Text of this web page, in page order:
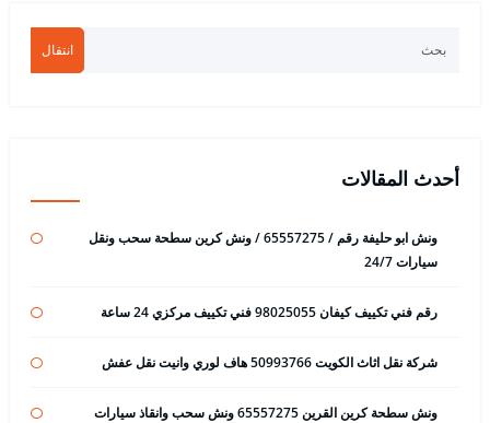
انتقال
أحدث المقالات
ونش ابو حليفة رقم / 65557275 / ونش كرين سطحة سحب ونقل
سيارات 24/7
رقم فني تكييف كيفان 98025055 فني تكييف مركزي 24 ساعة
شركة نقل اثاث الكويت 50993766 هاف لوري وانيت نقل عفش
ونش سطحة كرين القرين 65557275 ونش سحب وانقاذ سيارات